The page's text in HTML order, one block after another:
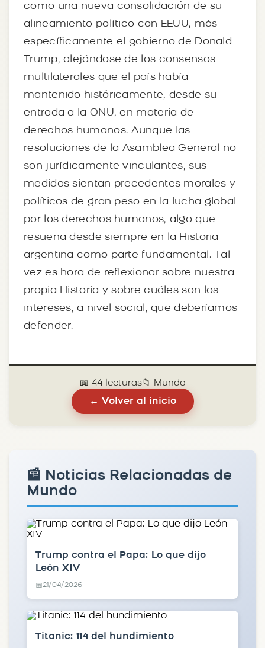
como una nueva consolidación de su
alineamiento político con EEUU, más
específicamente el gobierno de Donald
Trump, alejándose de los consensos
multilaterales que el país había
mantenido históricamente, desde su
entrada a la ONU, en materia de
derechos humanos. Aunque las
resoluciones de la Asamblea General no
son jurídicamente vinculantes, sus
medidas sientan precedentes morales y
políticos de gran peso en la lucha global
por los derechos humanos, algo que
resuena desde siempre en la Historia
argentina como parte fundamental. Tal
vez es hora de reflexionar sobre nuestra
propia Historia y sobre cuáles son los
intereses, a nivel social, que deberíamos
defender.
📖 44 lecturas📁 Mundo
← Volver al inicio
📰 Noticias Relacionadas de
Mundo
Trump contra el Papa: Lo que dijo
León XIV
📅21/04/2026
Titanic: 114 del hundimiento